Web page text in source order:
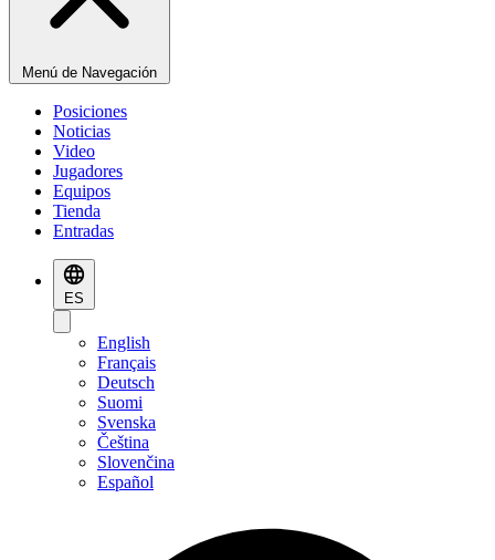
Menú de Navegación
Posiciones
Noticias
Video
Jugadores
Equipos
Tienda
Entradas
ES
English
Français
Deutsch
Suomi
Svenska
Čeština
Slovenčina
Español